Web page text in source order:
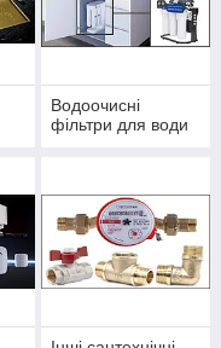
Водоочисні
фільтри для води